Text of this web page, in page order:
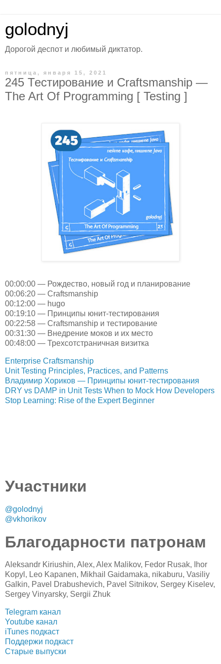
golodnyj
Дорогой деспот и любимый диктатор.
пятница, января 15, 2021
245 Тестирование и Craftsmanship —
The Art Of Programming [ Testing ]
00:00:00 — Рождество, новый год и планирование
00:06:20 — Craftsmanship
00:12:00 — hugo
00:19:10 — Принципы юнит-тестирования
00:22:58 — Craftsmanship и тестирование
00:31:30 — Внедрение моков и их место
00:48:00 — Трехсотстраничная визитка
Enterprise Craftsmanship
Unit Testing Principles, Practices, and Patterns
Владимир Хориков — Принципы юнит-тестирования
DRY vs DAMP in Unit Tests When to Mock How Developers
Stop Learning: Rise of the Expert Beginner
Участники
@golodnyj
@vkhorikov
Благодарности патронам
Aleksandr Kiriushin, Alex, Alex Malikov, Fedor Rusak, Ihor
Kopyl, Leo Kapanen, Mikhail Gaidamaka, nikaburu, Vasiliy
Galkin, Pavel Drabushevich, Pavel Sitnikov, Sergey Kiselev,
Sergey Vinyarsky, Sergii Zhuk
Telegram канал
Youtube канал
iTunes подкаст
Поддержи подкаст
Старые выпуски